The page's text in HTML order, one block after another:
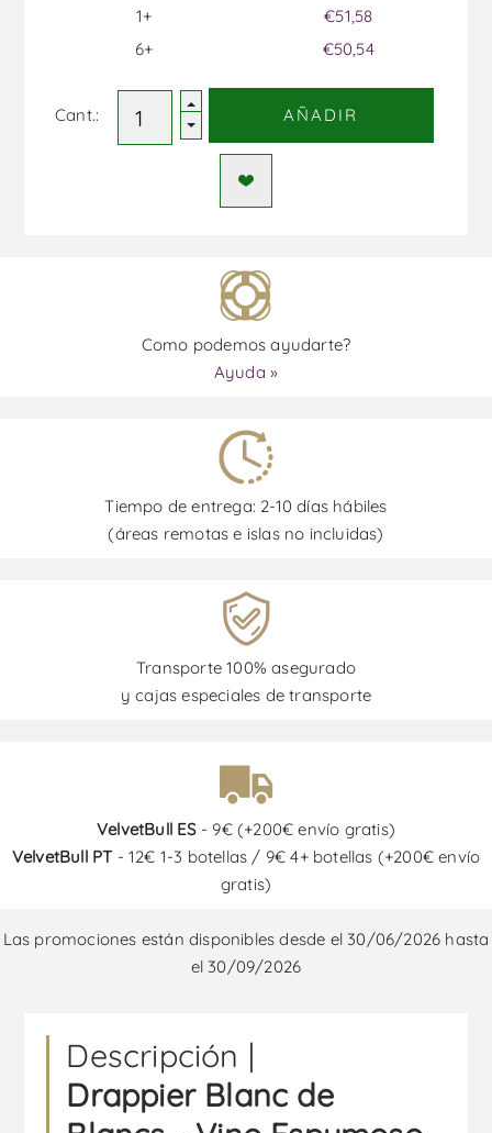
1+
6+
€51,58
€50,54
Cant.: AÑADIR
Como podemos ayudarte?
Ayuda »
Tiempo de entrega: 2-10 días hábiles
(áreas remotas e islas no incluidas)
Transporte 100% asegurado
y cajas especiales de transporte
VelvetBull ES- 9€ (+200€ envío gratis)
VelvetBull PT - 12€ 1-3 botellas / 9€ 4+ botellas (+200€ envío
gratis)
Las promociones están disponibles desde el 30/06/2026 hasta
el 30/09/2026
Descripción |
Drappier Blanc de